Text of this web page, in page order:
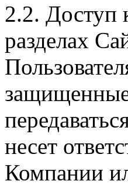
2.2. Доступ
разделах
несет
Компании